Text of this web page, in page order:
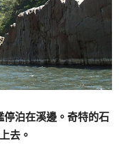
泊在溪邊。奇特的石
去。